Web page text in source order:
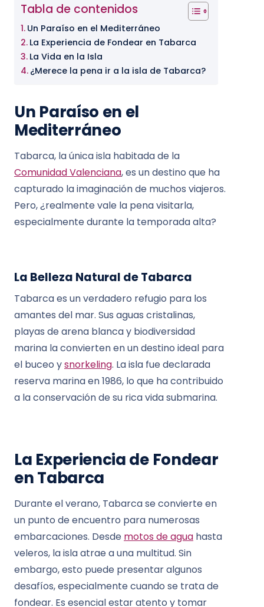
Tabla de contenidos
Un Paraíso en el Mediterráneo
La Experiencia de Fondear en Tabarca
La Vida en la Isla
¿Merece la pena ir a la isla de Tabarca?
Un Paraíso en el
Mediterráneo
Tabarca, la única isla habitada de la
Comunidad Valenciana, es un destino que ha
capturado la imaginación de muchos viajeros.
Pero, ¿realmente vale la pena visitarla,
especialmente durante la temporada alta?
La Belleza Natural de Tabarca
Tabarca es un verdadero refugio para los
amantes del mar. Sus aguas cristalinas,
playas de arena blanca y biodiversidad
marina la convierten en un destino ideal para
el buceo ysnorkeling. La isla fue declarada
reserva marina en 1986, lo que ha contribuido
a la conservación de su rica vida submarina.
La Experiencia de Fondear
en Tabarca
Durante el verano, Tabarca se convierte en
un punto de encuentro para numerosas
embarcaciones. Desde motos de agua hasta
veleros, la isla atrae a una multitud. Sin
embargo, esto puede presentar algunos
desafíos, especialmente cuando se trata de
fondear. Es esencial estar atento y tomar